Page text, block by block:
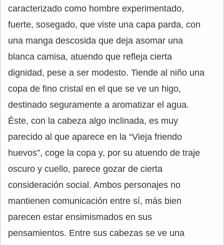
caracterizado como hombre experimentado,
fuerte, sosegado, que viste una capa parda, con
una manga descosida que deja asomar una
blanca camisa, atuendo que refleja cierta
dignidad, pese a ser modesto. Tiende al niño una
copa de fino cristal en el que se ve un higo,
destinado seguramente a aromatizar el agua.
Éste, con la cabeza algo inclinada, es muy
parecido al que aparece en la “Vieja friendo
huevos”, coge la copa y, por su atuendo de traje
oscuro y cuello, parece gozar de cierta
consideración social. Ambos personajes no
mantienen comunicación entre sí, más bien
parecen estar ensimismados en sus
pensamientos. Entre sus cabezas se ve una